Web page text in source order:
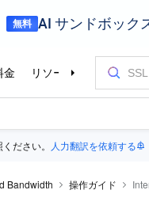
ださい。 人力翻訳を依頼する
Bandwidth 操作ガイド